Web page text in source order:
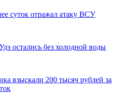
суток отражал атаку ВСУ
остались без холодной воды
взыскали 200 тысяч рублей за